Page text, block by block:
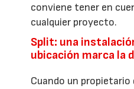
conviene tener en
cualquier proyecto.
Split: una
ubicación marca la
Cuando un